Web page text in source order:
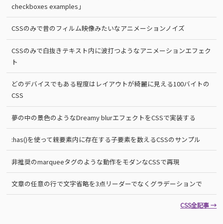
checkboxes examples」
CSSのみで昔のフィルム映像みたいなアニメーションノイズ
CSSのみで白抜きテキスト内に波打つようなアニメーションエフェク
ト
どのデバイスでもある程度はレイアウトが綺麗に見える100バイトの
CSS
夢の中の景色のようなDreamy blurエフェクトをCSSで実装する
:has()を使って親要素内に存在する子要素を数えるCSSのサンプル
非推奨のmarqueeタグのような動作をモダンなCSSで再現
文章の任意の行で文字省略を3点リーダーでなくグラデーションで
CSS全記事 →